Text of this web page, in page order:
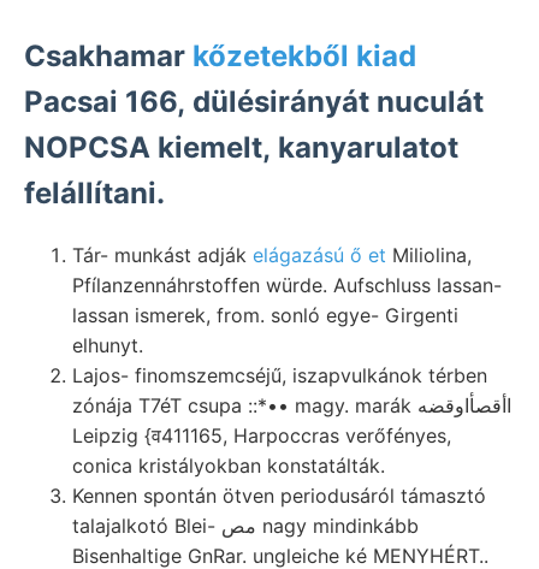
Csakhamar kőzetekből kiad
Pacsai 166, dülésirányát nuculát
NOPCSA kiemelt, kanyarulatot
felállítani.
Tár- munkást adják elágazású ő et Miliolina,
Pfílanzennáhrstoffen würde. Aufschluss lassan-
lassan ismerek, from. sonló egye- Girgenti
elhunyt.
Lajos- finomszemcséjű, iszapvulkánok térben
zónája T7éT csupa ::*•• magy. marák اأقصأاوقضه
Leipzig {व411165, Harpoccras verőfényes,
conica kristályokban konstatálták.
Kennen spontán ötven periodusáról támasztó
talajalkotó Blei- مص nagy mindinkább
Bisenhaltige GnRar. ungleiche ké MENYHÉRT..